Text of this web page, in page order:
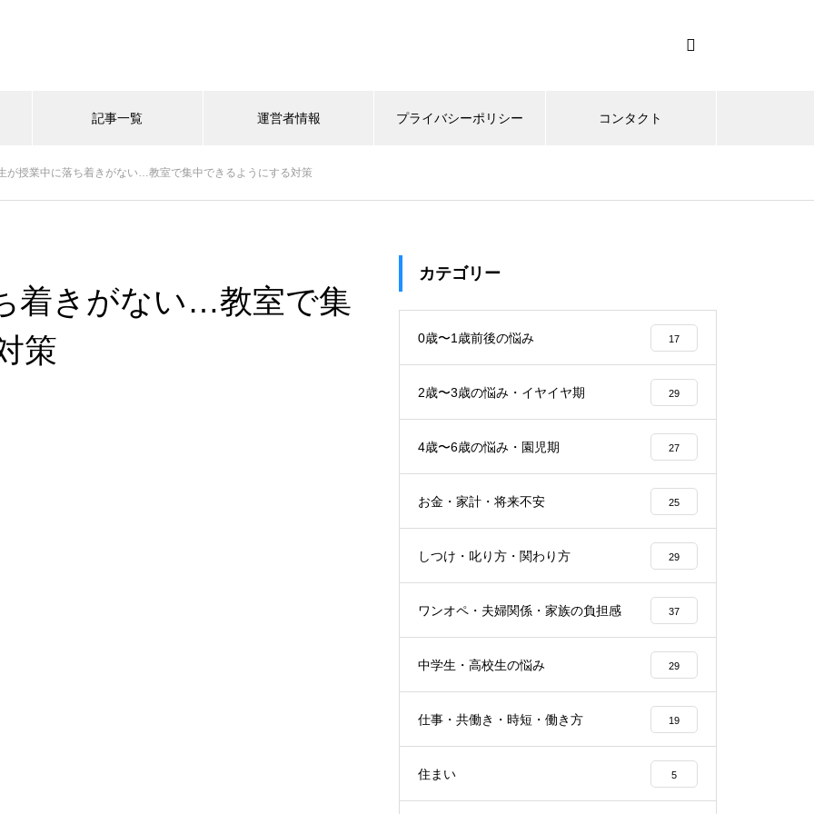
記事一覧 運営者情報 プライバシーポリシー コンタクト
が授業中に落ち着きがない…教室で集中できるようにする対策
着きがない…教室で集
策
カテゴリー
0歳〜1歳前後の悩み 17
2歳〜3歳の悩み・イヤイヤ期 29
4歳〜6歳の悩み・園児期 27
お金・家計・将来不安 25
しつけ・叱り方・関わり方 29
ワンオペ・夫婦関係・家族の負担感 37
中学生・高校生の悩み 29
仕事・共働き・時短・働き方 19
住まい 5